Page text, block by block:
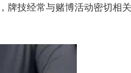
牌技经常与赌博活动密切相